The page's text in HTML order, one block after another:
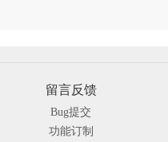
留言反馈
Bug提交
功能订制